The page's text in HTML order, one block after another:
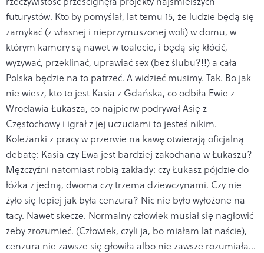
futurystów. Kto by pomyślał, lat temu 15, że ludzie będą się
zamykać (z własnej i nieprzymuszonej woli) w domu, w
którym kamery są nawet w toalecie, i będą się kłócić,
wyzywać, przeklinać, uprawiać sex (bez ślubu?!!) a cała
Polska będzie na to patrzeć. A widzieć musimy. Tak. Bo jak
nie wiesz, kto to jest Kasia z Gdańska, co odbiła Ewie z
Wrocławia Łukasza, co najpierw podrywał Asię z
Częstochowy i igrał z jej uczuciami to jesteś nikim.
Koleżanki z pracy w przerwie na kawę otwierają oficjalną
debatę: Kasia czy Ewa jest bardziej zakochana w Łukaszu?
Mężczyźni natomiast robią zakłady: czy Łukasz pójdzie do
łóżka z jedną, dwoma czy trzema dziewczynami. Czy nie
żyło się lepiej jak była cenzura? Nic nie było wyłożone na
tacy. Nawet skecze. Normalny człowiek musiał się nagłowić
żeby zrozumieć. (Człowiek, czyli ja, bo miałam lat naście),
cenzura nie zawsze się głowiła albo nie zawsze rozumiała...